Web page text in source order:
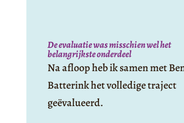
De evaluatie was misschien wel het
belangrijkste onderdeel
Na afloop heb ik samen met
Batterink het volledige traject
geëvalueerd.